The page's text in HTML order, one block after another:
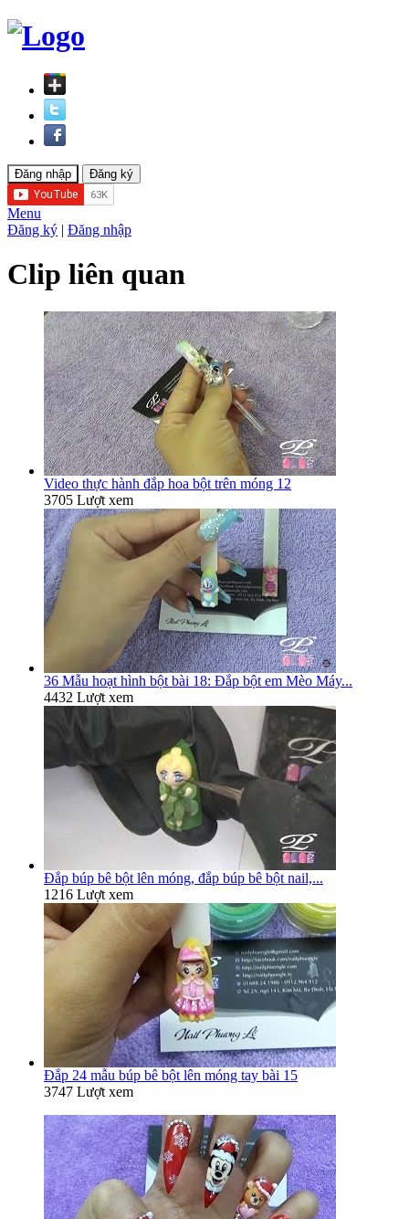
Menu
Đăng ký | Đăng nhập
Clip liên quan
Video thực hành đắp hoa bột trên móng 12
3705 Lượt xem
36 Mẫu hoạt hình bột bài 18: Đắp bột em Mèo Máy...
4432 Lượt xem
Đắp búp bê bột lên móng, đắp búp bê bột nail,...
1216 Lượt xem
Đắp 24 mẫu búp bê bột lên móng tay bài 15
3747 Lượt xem